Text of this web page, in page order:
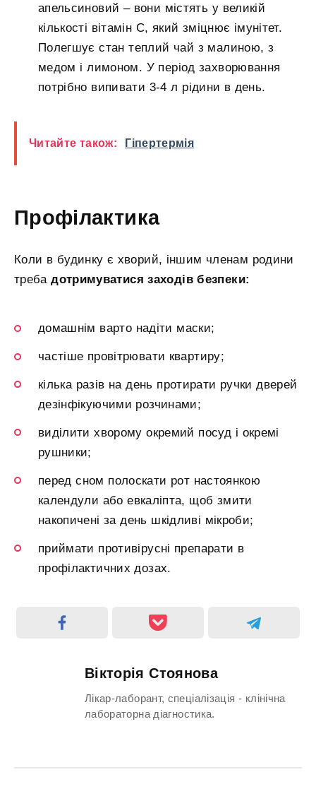
апельсиновий – вони містять у великій
кількості вітамін С, який зміцнює імунітет.
Полегшує стан теплий чай з малиною, з
медом і лимоном. У період захворювання
потрібно випивати 3-4 л рідини в день.
Читайте також: Гіпертермія
Профілактика
Коли в будинку є хворий, іншим членам родини
требадотримуватися заходів безпеки:
домашнім варто надіти маски;
частіше провітрювати квартиру;
кілька разів на день протирати ручки дверей
дезінфікуючими розчинами;
виділити хворому окремий посуд і окремі
рушники;
перед сном полоскати рот настоянкою
календули або евкаліпта, щоб змити
накопичені за день шкідливі мікроби;
приймати противірусні препарати в
профілактичних дозах.
Вікторія Стоянова
Лікар-лаборант, спеціалізація - клінічна
лабораторна діагностика.